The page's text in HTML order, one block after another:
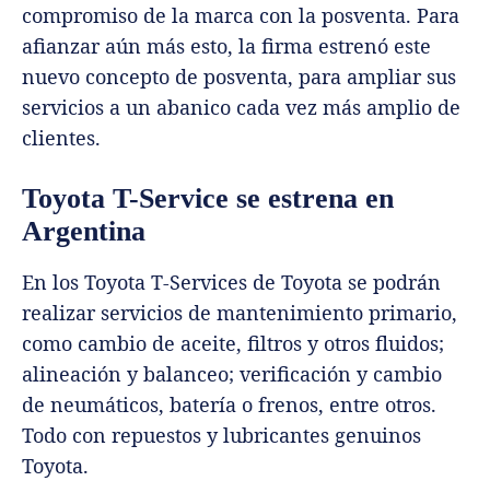
compromiso de la marca con la posventa. Para
afianzar aún más esto, la firma estrenó este
nuevo concepto de posventa, para ampliar sus
servicios a un abanico cada vez más amplio de
clientes.
Toyota T-Service se estrena en
Argentina
En los Toyota T-Services de Toyota se podrán
realizar servicios de mantenimiento primario,
como cambio de aceite, filtros y otros fluidos;
alineación y balanceo; verificación y cambio
de neumáticos, batería o frenos, entre otros.
Todo con repuestos y lubricantes genuinos
Toyota.